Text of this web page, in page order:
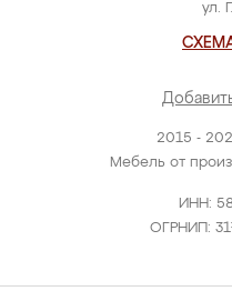
2015 -
Мебель от
ИНН:
ОГРНИП:
ул.